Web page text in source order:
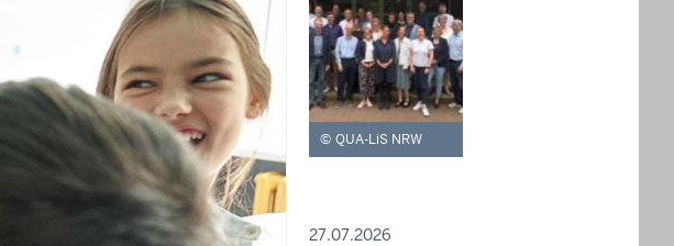
QUA-LiS NRW
PRESSEMITTEILUNG
27.07.2026